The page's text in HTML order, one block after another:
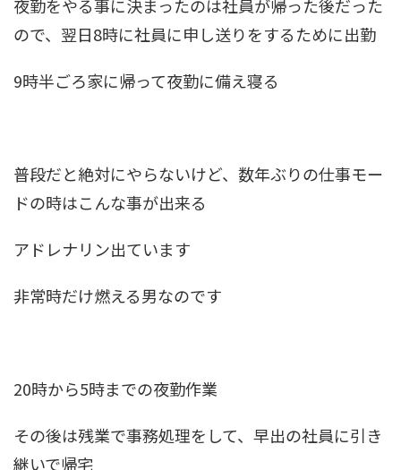
夜勤をやる事に決まったのは社員が帰った後だった
ので、翌日8時に社員に申し送りをするために出勤
9時半ごろ家に帰って夜勤に備え寝る
普段だと絶対にやらないけど、数年ぶりの仕事モー
ドの時はこんな事が出来る
アドレナリン出ています
非常時だけ燃える男なのです
20時から5時までの夜勤作業
その後は残業で事務処理をして、早出の社員に引き
継いで帰宅